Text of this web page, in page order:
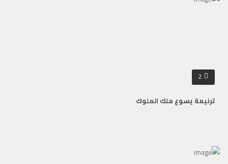
2
ترنيمة يسوع ملك الملوك